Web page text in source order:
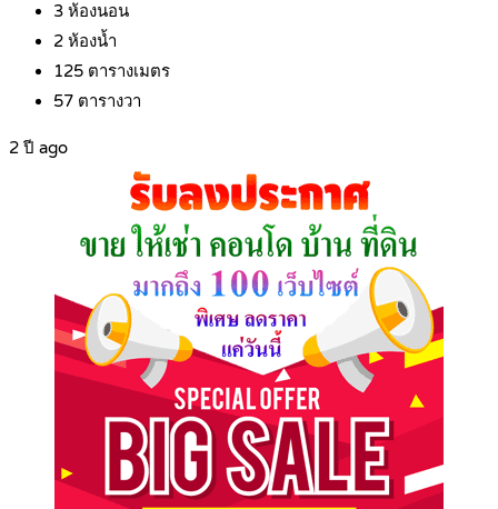
3 ห้องนอน
2 ห้องน้ำ
125 ตารางเมตร
57 ตารางวา
2 ปี ago